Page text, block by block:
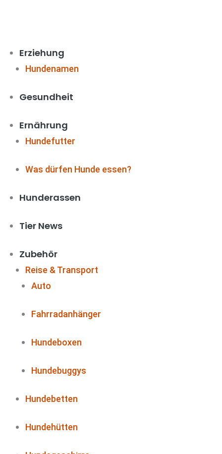
Erziehung
Hundenamen
Gesundheit
Ernährung
Hundefutter
Was dürfen Hunde essen?
Hunderassen
Tier News
Zubehör
Reise & Transport
Auto
Fahrradanhänger
Hundeboxen
Hundebuggys
Hundebetten
Hundehütten